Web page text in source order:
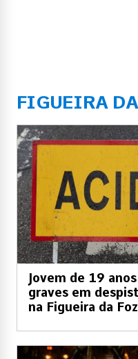
FIGUEIRA
Jovem de 19
graves em
na Figueira da Foz